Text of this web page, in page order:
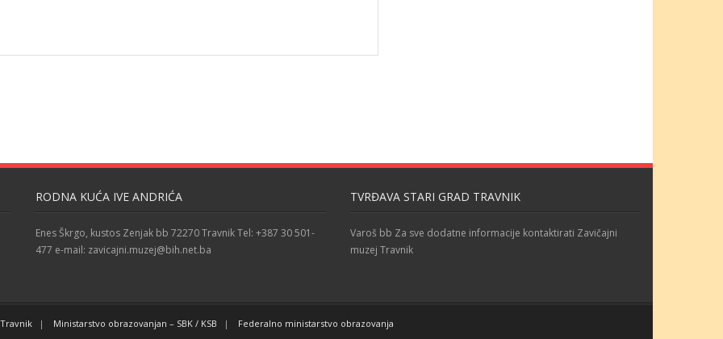
RODNA KUĆA IVE ANDRIĆA
Enes Škrgo, kustos Zenjak bb 72270 Travnik Tel: +387 30 501-
477 e-mail: zavicajni.muzej@bih.net.ba
TVRĐAVA STARI GRAD TRAVNIK
Varoš bb Za sve dodatne informacije kontaktirati Zavičajni
muzej Travnik
Ministarstvo obrazovanjan – SBK / KSB Federalno ministarstvo obrazovanja